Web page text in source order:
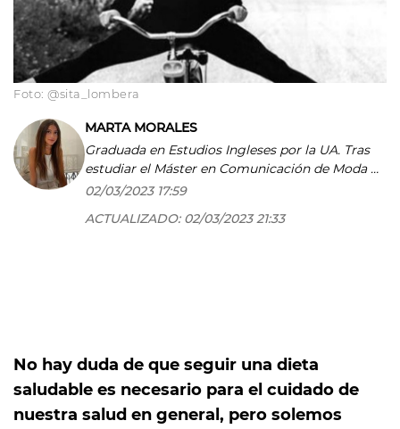
Foto: @sita_lombera
MARTA MORALES
Graduada en Estudios Ingleses por la UA. Tras
estudiar el Máster en Comunicación de Moda y
Belleza (VOGUE) por la UC3M empecé a
digital, aunque terminé queriéndome enfocar
junio de 2023 finalicé el Máster en Formación
para profesora en la Universidad CEU San
Pablo. Puedes seguirme en Instagram
@martamoralesb.
02/03/2023 17:59
ACTUALIZADO: 02/03/2023 21:33
No hay duda de que seguir una dieta
saludable es necesario para el cuidado de
nuestra salud en general, pero solemos